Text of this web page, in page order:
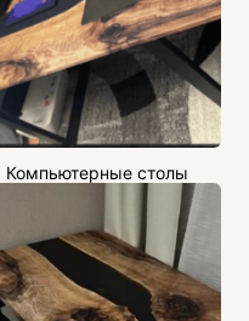
Компьютерные столы